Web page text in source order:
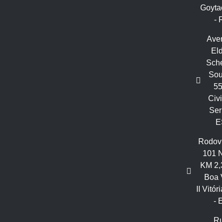
-
101
KM
Boa
II
-